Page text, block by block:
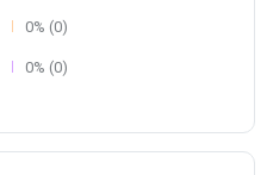
0% (0)
0% (0)